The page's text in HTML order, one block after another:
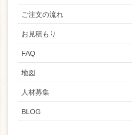
ご注文の流れ
お見積もり
FAQ
地図
人材募集
BLOG